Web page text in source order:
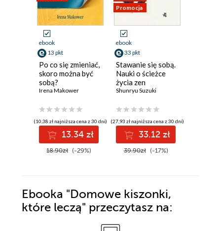
ebook
13 pkt
Po co się zmieniać,
skoro można być
sobą?
Irena Makower
(10,38 zł najniższa cena z 30 dni)
13.34 zł
18.90zł (-29%)
Promocja
ebook
33 pkt
Stawanie się sobą.
Nauki o ścieżce
życia zen
Shunryu Suzuki
(27,93 zł najniższa cena z 30 dni)
33.12 zł
39.90zł (-17%)
Ebooka "Domowe kiszonki,
które leczą" przeczytasz na: